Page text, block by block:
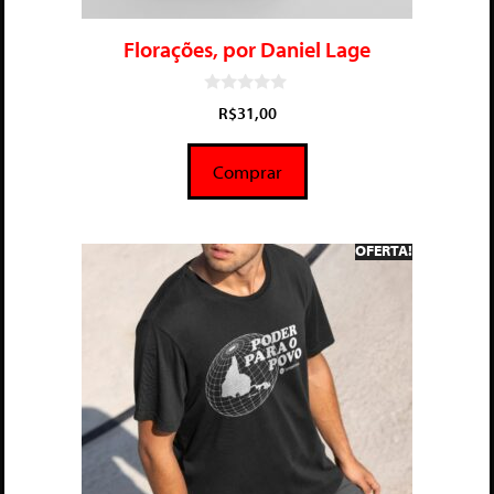
Florações, por Daniel Lage
5
R$31,00
Comprar
OFERTA!